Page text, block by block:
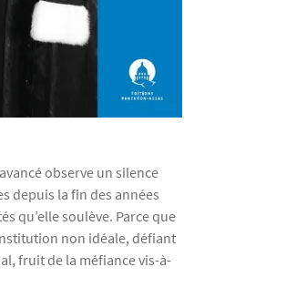
observe un silence
depuis la fin des années
qu’elle soulève. Parce que
non idéale, défiant
fruit de la méfiance vis-à-